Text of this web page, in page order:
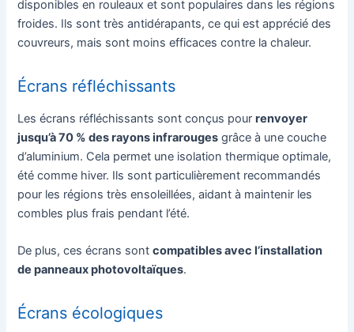
disponibles en rouleaux et sont populaires dans les régions
froides. Ils sont très antidérapants, ce qui est apprécié des
couvreurs, mais sont moins efficaces contre la chaleur.
Écrans réfléchissants
Les écrans réfléchissants sont conçus pourrenvoyer
jusqu’à 70 % des rayons infrarouges grâce à une couche
d’aluminium. Cela permet une isolation thermique optimale,
été comme hiver. Ils sont particulièrement recommandés
pour les régions très ensoleillées, aidant à maintenir les
combles plus frais pendant l’été.
De plus, ces écrans sontcompatibles avec l’installation
de panneaux photovoltaïques.
Écrans écologiques